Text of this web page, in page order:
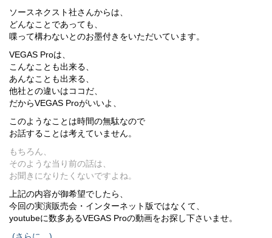
ソースネクスト社さんからは、
どんなことであっても、
喋って構わないとのお墨付きをいただいています。
VEGAS Proは、
こんなことも出来る、
あんなことも出来る、
他社との違いはココだ、
だからVEGAS Proがいいよ、
このようなことは時間の無駄なので
お話することは考えていません。
もちろん、
そのような当り前の話は、
お聞きになりたくないですよね。
上記の内容が御希望でしたら、
今回の実演販売会・インターネット版ではなくて、
youtubeに数多あるVEGAS Proの動画をお探し下さいませ。